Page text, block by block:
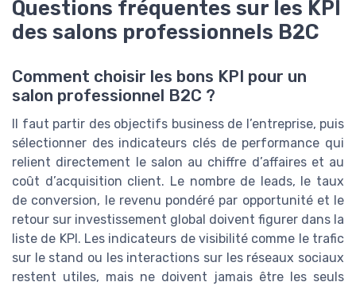
Questions fréquentes sur les KPI
des salons professionnels B2C
Comment choisir les bons KPI pour un
salon professionnel B2C ?
Il faut partir des objectifs business de l’entreprise, puis
sélectionner des indicateurs clés de performance qui
relient directement le salon au chiffre d’affaires et au
coût d’acquisition client. Le nombre de leads, le taux
de conversion, le revenu pondéré par opportunité et le
retour sur investissement global doivent figurer dans la
liste de KPI. Les indicateurs de visibilité comme le trafic
sur le stand ou les interactions sur les réseaux sociaux
restent utiles, mais ne doivent jamais être les seuls